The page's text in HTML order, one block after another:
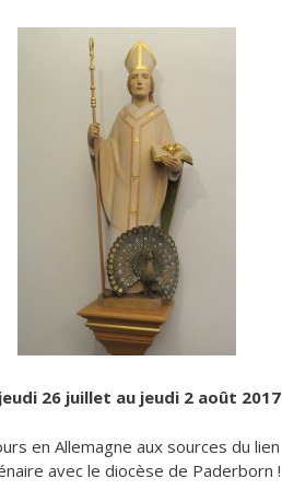
26 juillet au jeudi 2 août 2017
en Allemagne aux sources du lien
avec le diocèse de Paderborn !